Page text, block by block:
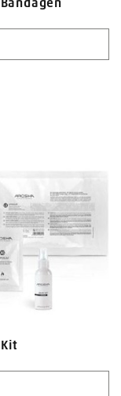
Bandagen
Kit